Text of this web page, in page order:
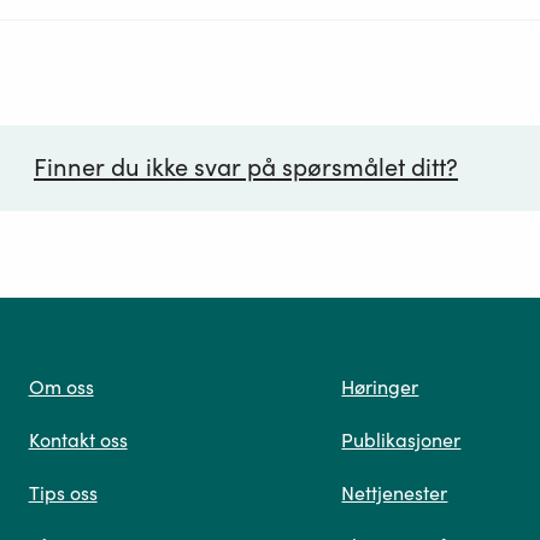
Finner du ikke svar på spørsmålet ditt?
oss
Om oss
Kontakt oss
Tips oss
Høringer
Publikasjoner
Nettjenester